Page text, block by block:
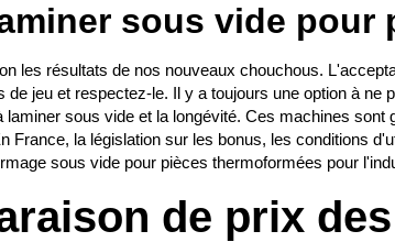
sous vide
les résultats de nos nouveaux chouchous.
de jeu et respectez-le. Il y a toujours une option à
sous vide et la longévité. Ces machines
France, la législation sur les bonus, les conditions
sous vide pour pièces thermoformées pour
de prix